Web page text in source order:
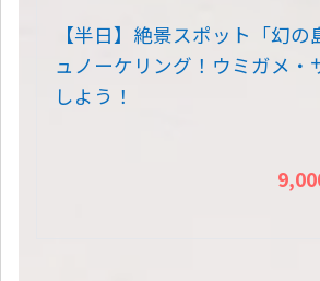
【半日】絶景スポット「幻
ュノーケリング！ウミガメ・
しよう！